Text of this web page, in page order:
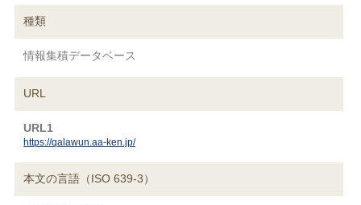
種類
情報集積データベース
URL
URL1
https://qalawun.aa-ken.jp/
本文の言語（ISO 639-3）